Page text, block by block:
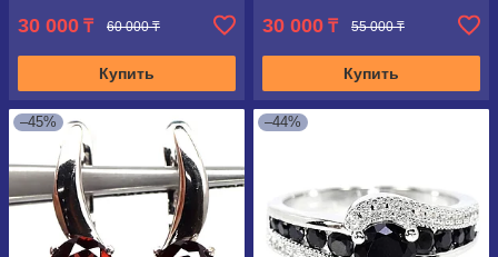
30 000 ₸ 60 000 ₸
Купить
30 000 ₸ 55 000 ₸
Купить
–45% –44%